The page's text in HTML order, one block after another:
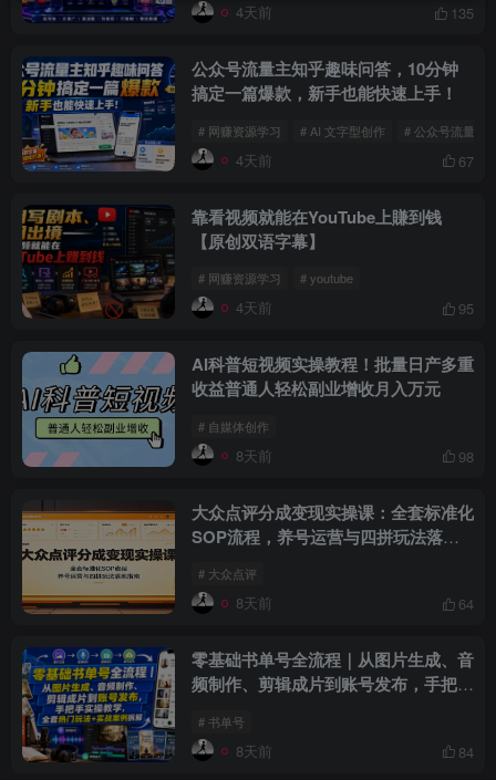
4天前 135
公众号流量主知乎趣味问答，10分钟
搞定一篇爆款，新手也能快速上手！
# 网赚资源学习 # AI 文字型创作 # 公众号流量主
4天前 67
靠看视频就能在YouTube上賺到钱
【原创双语字幕】
# 网赚资源学习 # youtube
4天前 95
AI科普短视频实操教程！批量日产多重
收益普通人轻松副业增收月入万元
# 自媒体创作
8天前 98
大众点评分成变现实操课：全套标准化
SOP流程，养号运营与四拼玩法落地
# 大众点评
8天前 64
零基础书单号全流程｜从图片生成、音
频制作、剪辑成片到账号发布，手把手
解
# 书单号
8天前 84